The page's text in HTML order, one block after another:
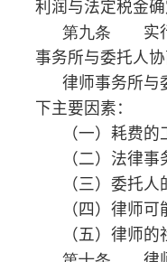
务；
计时收费可适用于
第十一条
办理涉及
务所可以实行风险代理
（一）婚姻、继承案
（二）请求给予社
（三）请求给付赡
金、救济金、工伤赔偿
（四）请求支付劳
第十二条
禁止刑事
家赔偿案件以及群体性